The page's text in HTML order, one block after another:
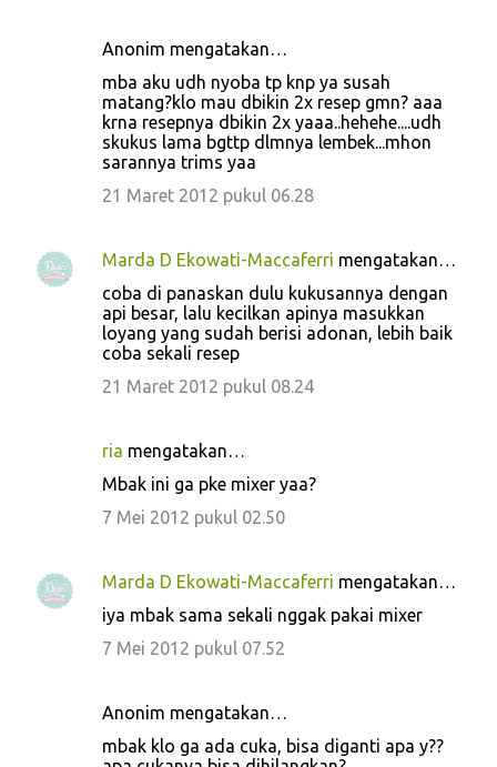
Anonim mengatakan…
mba aku udh nyoba tp knp ya susah
matang?klo mau dbikin 2x resep gmn? aaa
krna resepnya dbikin 2x yaaa..hehehe....udh
skukus lama bgttp dlmnya lembek...mhon
sarannya trims yaa
21 Maret 2012 pukul 06.28
Marda D Ekowati-Maccaferri mengatakan…
coba di panaskan dulu kukusannya dengan
api besar, lalu kecilkan apinya masukkan
loyang yang sudah berisi adonan, lebih baik
coba sekali resep
21 Maret 2012 pukul 08.24
ria mengatakan…
Mbak ini ga pke mixer yaa?
7 Mei 2012 pukul 02.50
Marda D Ekowati-Maccaferri mengatakan…
iya mbak sama sekali nggak pakai mixer
7 Mei 2012 pukul 07.52
Anonim mengatakan…
mbak klo ga ada cuka, bisa diganti apa y??